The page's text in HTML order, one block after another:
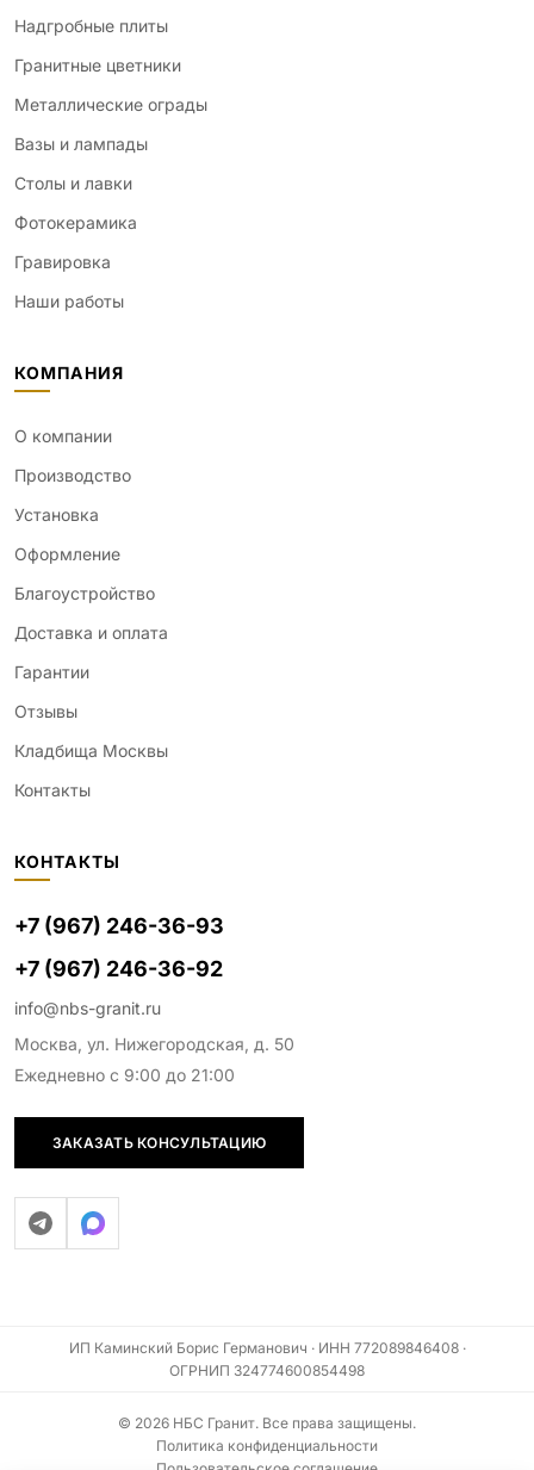
Надгробные плиты
Гранитные цветники
Металлические ограды
Вазы и лампады
Столы и лавки
Фотокерамика
Гравировка
Наши работы
КОМПАНИЯ
О компании
Производство
Установка
Оформление
Благоустройство
Доставка и оплата
Гарантии
Отзывы
Кладбища Москвы
Контакты
КОНТАКТЫ
+7 (967) 246-36-93
+7 (967) 246-36-92
info@nbs-granit.ru
Москва, ул. Нижегородская, д. 50
Ежедневно с 9:00 до 21:00
ЗАКАЗАТЬ КОНСУЛЬТАЦИЮ
ИП Каминский Борис Германович · ИНН 772089846408 ·
ОГРНИП 324774600854498
© 2026 НБС Гранит. Все права защищены.
Политика конфиденциальности